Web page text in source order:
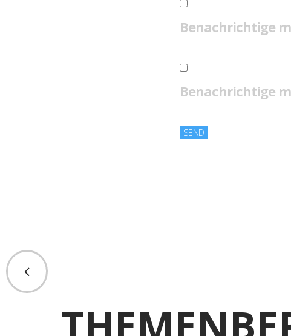
Benachrichtige
Benachrichtige